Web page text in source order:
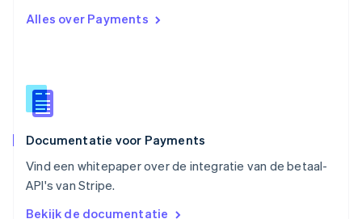
Alles over Payments
Documentatie voor Payments
Vind een whitepaper over de integratie van de betaal-
API's van Stripe.
Bekijk de documentatie
EnglishItaliano
Español
Thailand
Tsjechië
Vasteland van China
简体中文English